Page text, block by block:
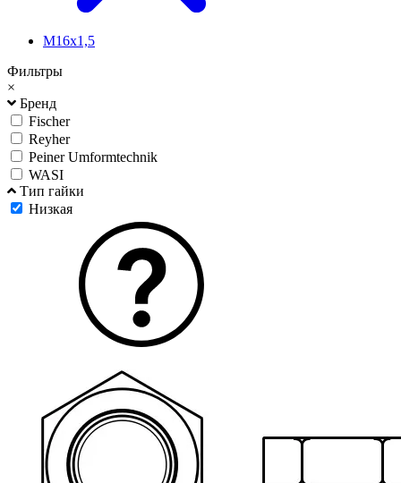
М16х1,5
Фильтры
×
Бренд
Fischer
Reyher
Peiner Umformtechnik
WASI
Тип гайки
Низкая